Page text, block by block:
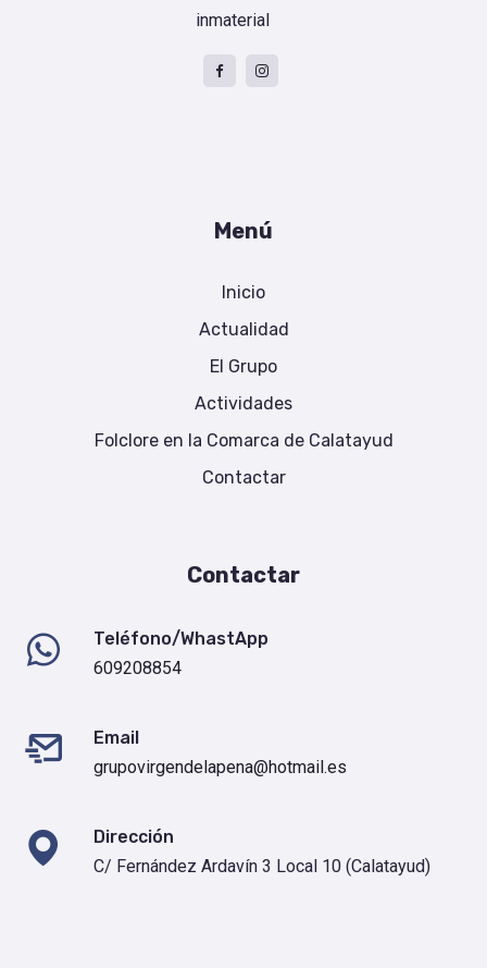
inmaterial
Menú
Inicio
Actualidad
El Grupo
Actividades
Folclore en la Comarca de Calatayud
Contactar
Contactar
Teléfono/WhastApp
609208854
Email
grupovirgendelapena@hotmail.es
Dirección
C/ Fernández Ardavín 3 Local 10 (Calatayud)